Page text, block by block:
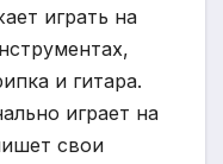
играть на
и гитара.
играет на
свои